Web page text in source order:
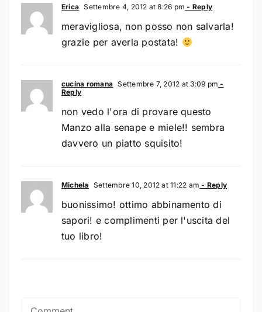
Erica Settembre 4, 2012 at 8:26 pm - Reply
meravigliosa, non posso non salvarla!
grazie per averla postata!
cucina romana Settembre 7, 2012 at 3:09 pm -
Reply
non vedo l'ora di provare questo
Manzo alla senape e miele!! sembra
davvero un piatto squisito!
Michela Settembre 10, 2012 at 11:22 am - Reply
buonissimo! ottimo abbinamento di
sapori! e complimenti per l'uscita del
tuo libro!